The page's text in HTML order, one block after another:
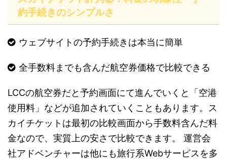
約手続きのシンプルさ
ウェブサイトの予約手続きは本当に簡単
全手数料までも含んだ航空券価格で比較できる
LCCの航空券だと予約画面にて進んでいくと「空港
使用料」などが追加されていくこともあります。ス
カイチケットは最初の比較画面から手数料含んだ料
金なので、実質上の安さで比較できます。 運営会
社アドベンチャーは他にも旅行系Webサービスを多